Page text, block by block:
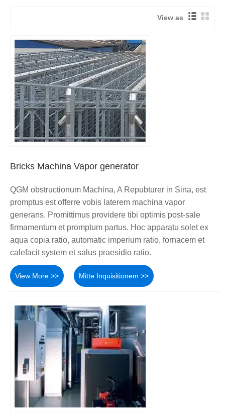
View as
Bricks Machina Vapor generator
QGM obstructionum Machina, A Repubturer in Sina, est
promptus est offerre vobis laterem machina vapor
generans. Promittimus providere tibi optimis post-sale
firmamentum et promptum partus. Hoc apparatu solet ex
aqua copia ratio, automatic imperium ratio, fornacem et
calefacit system et salus praesidio ratio.
View More >> Mitte Inquisitionem >>